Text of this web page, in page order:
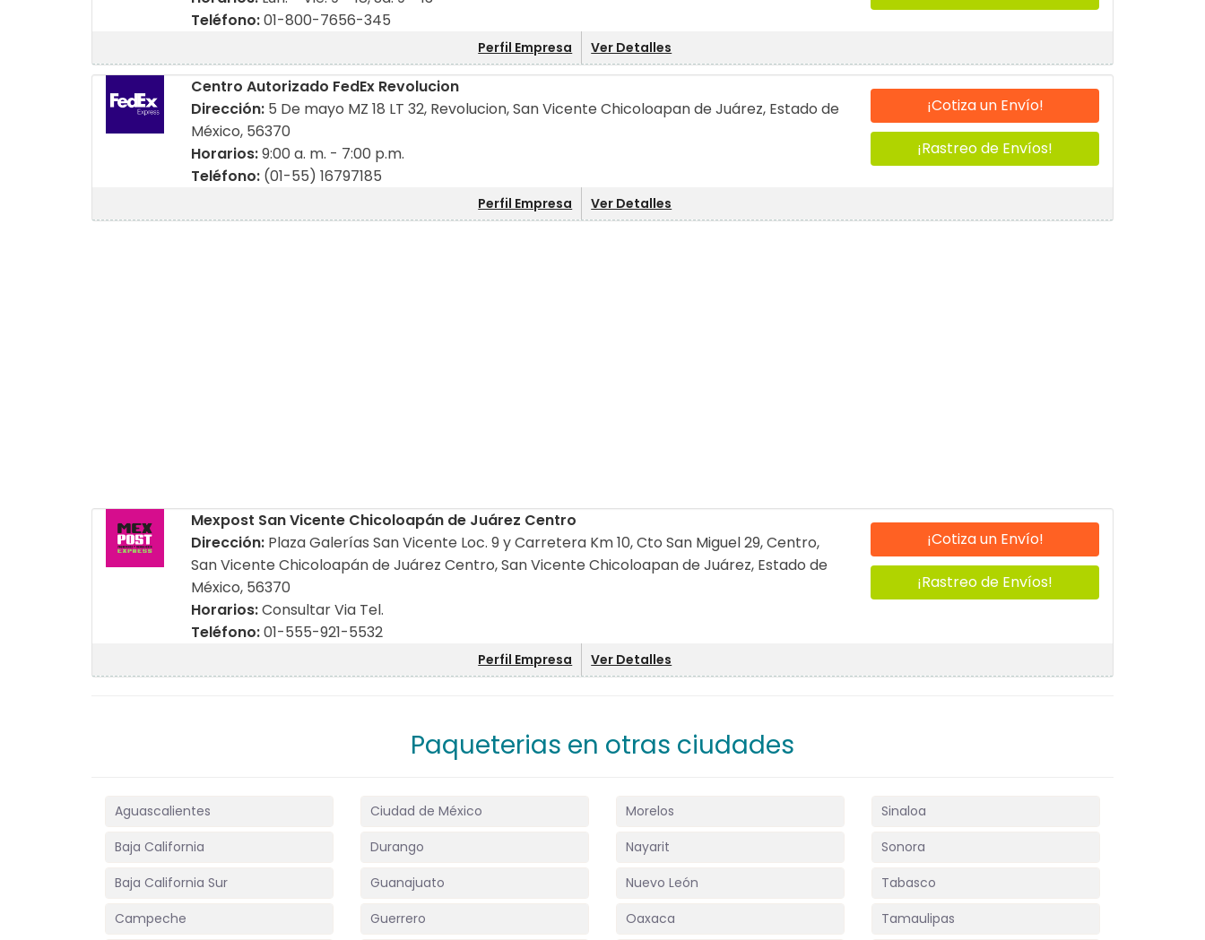
Teléfono:01-800-7656-345
Perfil Empresa Ver Detalles
Centro Autorizado FedEx Revolucion
Dirección: 5 De mayo MZ 18 LT 32, Revolucion, San Vicente Chicoloapan de Juárez, Estado de
México, 56370
Horarios:9:00 a. m. - 7:00 p.m.
Teléfono: (01-55) 16797185
¡Cotiza un Envío!
¡Rastreo de Envíos!
Perfil Empresa Ver Detalles
Mexpost San Vicente Chicoloapán de Juárez Centro
Dirección: Plaza Galerías San Vicente Loc. 9 y Carretera Km 10, Cto San Miguel 29, Centro,
San Vicente Chicoloapán de Juárez Centro, San Vicente Chicoloapan de Juárez, Estado de
México, 56370
Horarios:Consultar Via Tel.
Teléfono:01-555-921-5532
¡Cotiza un Envío!
¡Rastreo de Envíos!
Perfil Empresa Ver Detalles
Paqueterias en otras ciudades
Aguascalientes
Baja California
Baja California Sur
Campeche
Ciudad de México
Durango
Guanajuato
Guerrero
Morelos
Nayarit
Nuevo León
Oaxaca
Sinaloa
Sonora
Tabasco
Tamaulipas